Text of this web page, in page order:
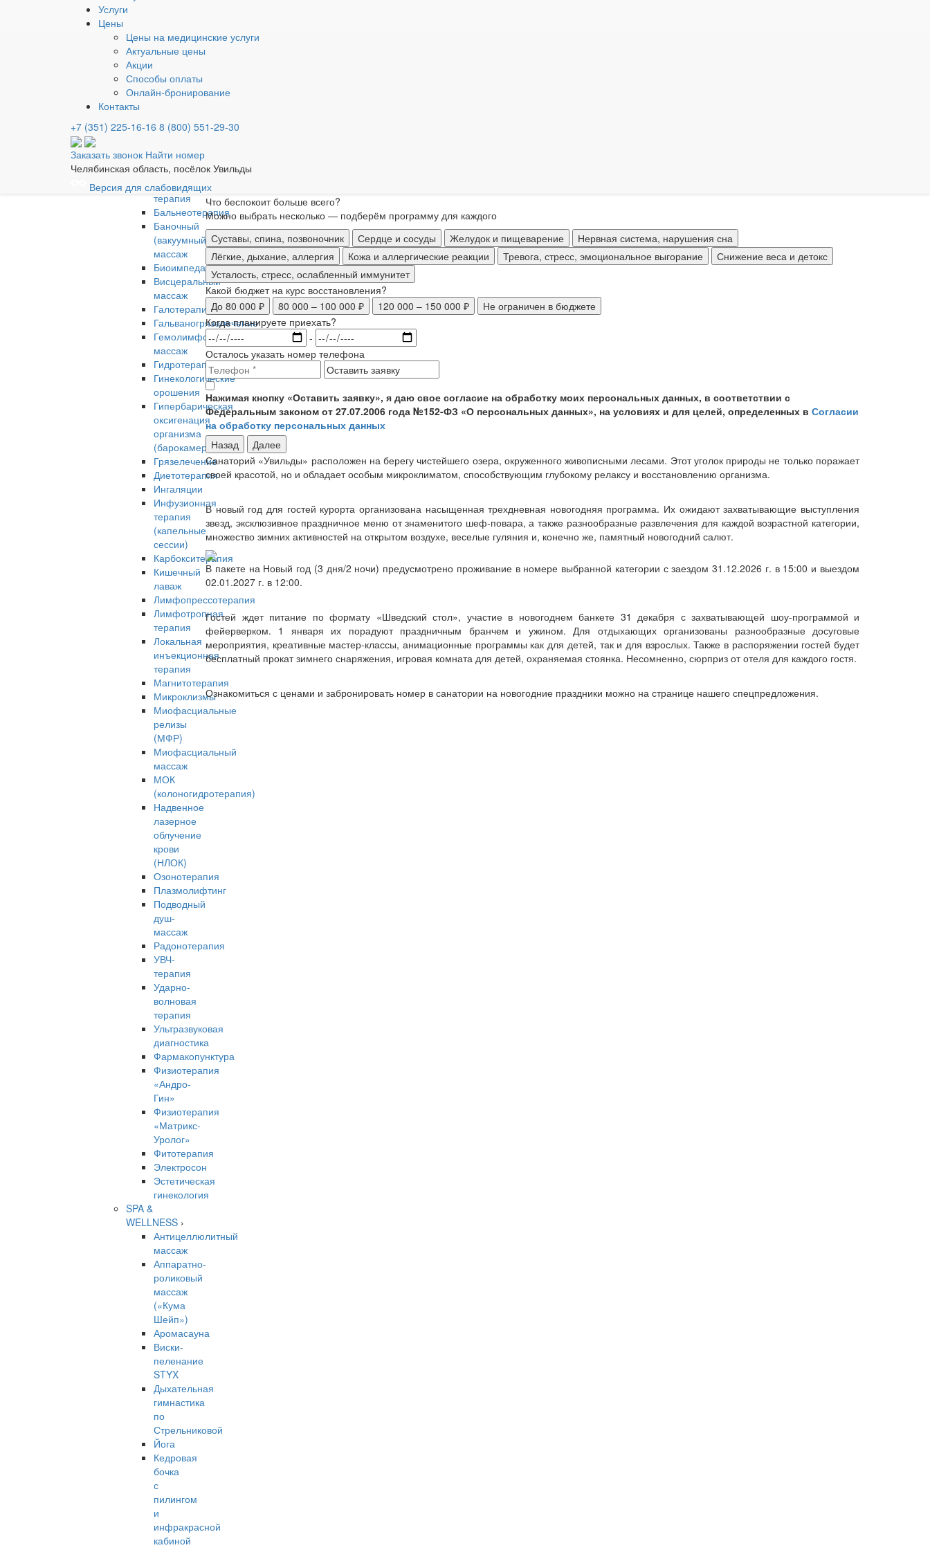
Услуги
Цены
Цены на медицинские услуги
Актуальные цены
Акции
Способы оплаты
Онлайн-бронирование
Контакты
+7 (351) 225-16-16 8 (800) 551-29-30
Заказать звонок Найти номер
Челябинская область, посёлок Увильды
Версия для слабовидящих
MEDICAL
Лечение ›
Лечебные
процедуры
«Гравислайдер»
Вертебра»
Slim
up
терапия
Бальнеотерапия
Баночный
(вакуумный)
массаж
Биоимпедансометрия
Висцеральный
массаж
Галотерапия
Гальваногрязелечение
Гемолимфодренажный
массаж
Гидротерапия
Гинекологические
орошения
Гипербарическая
оксигенация
организма
(барокамера)
Грязелечение
Диетотерапия
Ингаляции
Инфузионная
терапия
(капельные
сессии)
Карбокситерапия
Кишечный
лаваж
Лимфопрессотерапия
Лимфотропная
терапия
Локальная
инъекционная
терапия
Магнитотерапия
Микроклизмы
Миофасциальные
релизы
(МФР)
Миофасциальный
массаж
МОК
(колоногидротерапия)
Надвенное
лазерное
облучение
крови
(НЛОК)
Озонотерапия
Плазмолифтинг
Подводный
душ-
массаж
Радонотерапия
УВЧ-
терапия
Ударно-
волновая
терапия
Ультразвуковая
диагностика
Фармакопунктура
Физиотерапия
«Андро-
Гин»
Физиотерапия
«Матрикс-
Уролог»
Фитотерапия
Электросон
Эстетическая
гинекология
SPA &
WELLNESS ›
Антицеллюлитный
массаж
Аппаратно-
роликовый
массаж
(«Кума
Шейп»)
Аромасауна
Виски-
пеленание
STYX
Дыхательная
гимнастика
по
Стрельниковой
Йога
Кедровая
бочка
с
пилингом
и
инфракрасной
кабиной
Только я
Вы выбрали разовый заезд на 4-6 дней (попробовать)
Экспресс-детокс – медицинская программа по очищению и оздоровлению организма
40 000 – 50 000 ₽
Все программы строятся на природных ресурсах Урала и медицинской диагностике.
Что беспокоит больше всего?
Можно выбрать несколько — подберём программу для каждого
Суставы, спина, позвоночник
Сердце и сосуды Желудок и пищеварение
Нервная система, нарушения сна
Лёгкие, дыхание, аллергия
Кожа и аллергические реакции Тревога, стресс, эмоциональное выгорание
Снижение веса и детокс
Усталость, стресс, ослабленный иммунитет
Какой бюджет на курс восстановления?
До 80 000 ₽
80 000 – 100 000 ₽ 120 000 – 150 000 ₽
Не ограничен в бюджете
Когда планируете приехать?
-
Осталось указать номер телефона
Нажимая кнопку «Оставить заявку», я даю свое согласие на обработку моих персональных данных, в соответствии с
Федеральным законом от 27.07.2006 года №152-ФЗ «О персональных данных», на условиях и для целей, определенных в Согласии
на обработку персональных данных
Назад
Далее
Санаторий «Увильды» расположен на берегу чистейшего озера, окруженного живописными лесами. Этот уголок природы не только поражает
своей красотой, но и обладает особым микроклиматом, способствующим глубокому релаксу и восстановлению организма.
В новый год для гостей курорта организована насыщенная трехдневная новогодняя программа. Их ожидают захватывающие выступления
звезд, эксклюзивное праздничное меню от знаменитого шеф-повара, а также разнообразные развлечения для каждой возрастной категории,
множество зимних активностей на открытом воздухе, веселые гуляния и, конечно же, памятный новогодний салют.
В пакете на Новый год (3 дня/2 ночи) предусмотрено проживание в номере выбранной категории с заездом 31.12.2026 г. в 15:00 и выездом
02.01.2027 г. в 12:00.
Гостей ждет питание по формату «Шведский стол», участие в новогоднем банкете 31 декабря с захватывающей шоу-программой и
фейерверком. 1 января их порадуют праздничным бранчем и ужином. Для отдыхающих организованы разнообразные досуговые
мероприятия, креативные мастер-классы, анимационные программы как для детей, так и для взрослых. Также в распоряжении гостей будет
бесплатный прокат зимнего снаряжения, игровая комната для детей, охраняемая стоянка. Несомненно, сюрприз от отеля для каждого гостя.
Ознакомиться с ценами и забронировать номер в санатории на новогодние праздники можно на странице нашего спецпредложения.